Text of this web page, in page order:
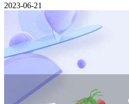
2023-06-21